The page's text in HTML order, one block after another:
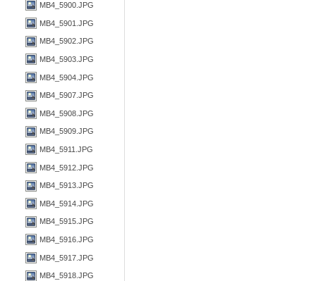
MB4_5900.JPG
MB4_5901.JPG
MB4_5902.JPG
MB4_5903.JPG
MB4_5904.JPG
MB4_5907.JPG
MB4_5908.JPG
MB4_5909.JPG
MB4_5911.JPG
MB4_5912.JPG
MB4_5913.JPG
MB4_5914.JPG
MB4_5915.JPG
MB4_5916.JPG
MB4_5917.JPG
MB4_5918.JPG